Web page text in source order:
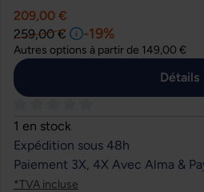
209,00 €
259,00 €
-19%
Autres options à partir de 149,00 €
Détails
Note moyenne de 0 sur 5 étoiles
1 en stock
Expédition sous 48h
Paiement 3X, 4X Avec Alma &
*TVA incluse